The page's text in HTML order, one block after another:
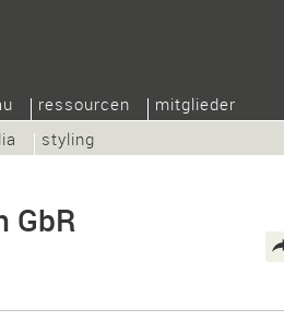
styling
ressourcen mitglieder
GbR